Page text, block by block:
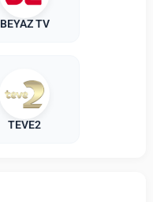
BEYAZ TV
TEVE2